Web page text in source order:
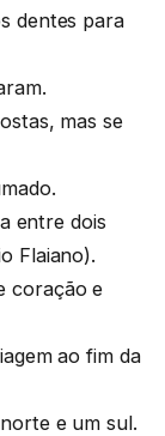
dentes para
mas se
entre dois
Flaiano).
coração e
ao fim da
e um sul.